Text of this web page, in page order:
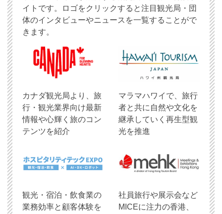
イトです。ロゴをクリックすると注目観光局・団
体のインタビューやニュースを一覧することがで
きます。
​カナダ観光局より、旅
行・観光業界向け最新
情報や心輝く旅のコン
テンツを紹介
マラマハワイで、旅行
者と共に自然や文化を
継承していく再生型観
光を推進
観光・宿泊・飲食業の
業務効率と顧客体験を
社員旅行や展示会など
MICEに注力の香港、